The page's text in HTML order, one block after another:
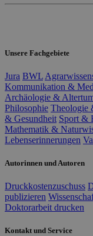
Unsere Fachgebiete
Jura BWL
Kommunikation &
Archäologie &
Philosophie Theologie
& Gesundheit Sport &
Mathematik &
Lebenserinnerungen
Autorinnen und Autoren
Druckkostenzuschuss
publizieren
Doktorarbeit drucken
Kontakt und Service